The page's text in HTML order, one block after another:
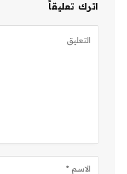
اترك تعليقاً